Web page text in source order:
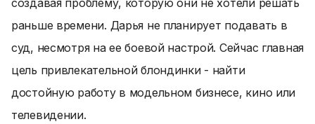
создавая проблему, которую они не хотели решать
раньше времени. Дарья не планирует подавать в
суд, несмотря на ее боевой настрой. Сейчас главная
цель привлекательной блондинки - найти
достойную работу в модельном бизнесе, кино или
телевидении.